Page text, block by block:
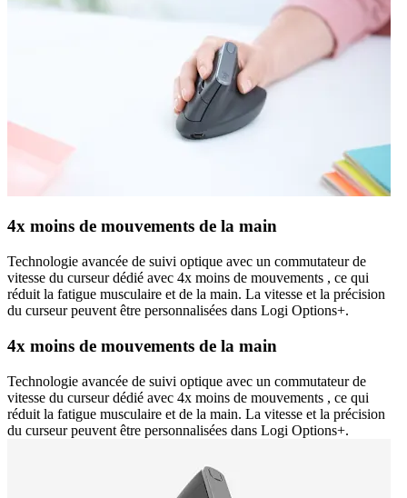
4x moins de mouvements de la main
Technologie avancée de suivi optique avec un commutateur de
vitesse du curseur dédié avec 4x moins de mouvements , ce qui
réduit la fatigue musculaire et de la main. La vitesse et la précision
du curseur peuvent être personnalisées dans Logi Options+.
4x moins de mouvements de la main
Technologie avancée de suivi optique avec un commutateur de
vitesse du curseur dédié avec 4x moins de mouvements , ce qui
réduit la fatigue musculaire et de la main. La vitesse et la précision
du curseur peuvent être personnalisées dans Logi Options+.